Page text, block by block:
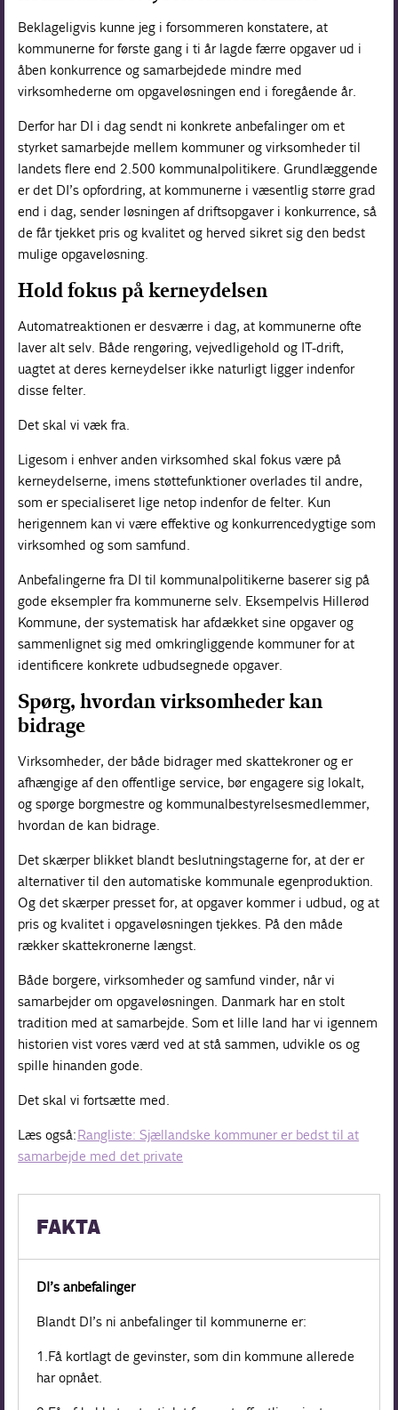
Beklageligvis kunne jeg i forsommeren konstatere, at
kommunerne for første gang i ti år lagde færre opgaver ud i
åben konkurrence og samarbejdede mindre med
virksomhederne om opgaveløsningen end i foregående år.
Derfor har DI i dag sendt ni konkrete anbefalinger om et
styrket samarbejde mellem kommuner og virksomheder til
landets flere end 2.500 kommunalpolitikere. Grundlæggende
er det DI’s opfordring, at kommunerne i væsentlig større grad
end i dag, sender løsningen af driftsopgaver i konkurrence, så
de får tjekket pris og kvalitet og herved sikret sig den bedst
mulige opgaveløsning.
Hold fokus på kerneydelsen
Automatreaktionen er desværre i dag, at kommunerne ofte
laver alt selv. Både rengøring, vejvedligehold og IT-drift,
uagtet at deres kerneydelser ikke naturligt ligger indenfor
disse felter.
Det skal vi væk fra.
Ligesom i enhver anden virksomhed skal fokus være på
kerneydelserne, imens støttefunktioner overlades til andre,
som er specialiseret lige netop indenfor de felter. Kun
herigennem kan vi være effektive og konkurrencedygtige som
virksomhed og som samfund.
Anbefalingerne fra DI til kommunalpolitikerne baserer sig på
gode eksempler fra kommunerne selv. Eksempelvis Hillerød
Kommune, der systematisk har afdækket sine opgaver og
sammenlignet sig med omkringliggende kommuner for at
identificere konkrete udbudsegnede opgaver.
Spørg, hvordan virksomheder kan
bidrage
Virksomheder, der både bidrager med skattekroner og er
afhængige af den offentlige service, bør engagere sig lokalt,
og spørge borgmestre og kommunalbestyrelsesmedlemmer,
hvordan de kan bidrage.
Det skærper blikket blandt beslutningstagerne for, at der er
alternativer til den automatiske kommunale egenproduktion.
Og det skærper presset for, at opgaver kommer i udbud, og at
pris og kvalitet i opgaveløsningen tjekkes. På den måde
rækker skattekronerne længst.
Både borgere, virksomheder og samfund vinder, når vi
samarbejder om opgaveløsningen. Danmark har en stolt
tradition med at samarbejde. Som et lille land har vi igennem
historien vist vores værd ved at stå sammen, udvikle os og
spille hinanden gode.
Det skal vi fortsætte med.
Læs også:Rangliste: Sjællandske kommuner er bedst til at
samarbejde med det private
FAKTA
DI’s anbefalinger
Blandt DI’s ni anbefalinger til kommunerne er:
1.Få kortlagt de gevinster, som din kommune allerede
har opnået.